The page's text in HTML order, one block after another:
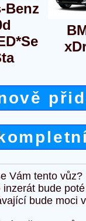
Benz
Vám tento
inzerát bude
bude moci